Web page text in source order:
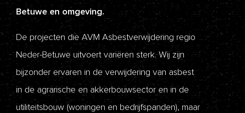
Betuwe en omgeving.
De projecten die AVM Asbestverwijdering regio
Neder-Betuwe uitvoert variëren sterk. Wij zijn
bijzonder ervaren in de verwijdering van asbest
in de agrarische en akkerbouwsector en in de
utiliteitsbouw (woningen en bedrijfspanden), maar